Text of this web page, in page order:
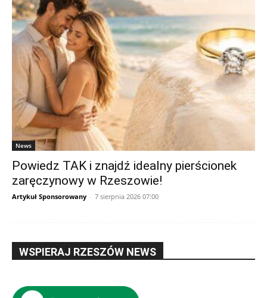
News
Powiedz TAK i znajdź idealny pierścionek
zaręczynowy w Rzeszowie!
Artykuł Sponsorowany - 7 sierpnia 2026 07:00
WSPIERAJ RZESZÓW NEWS